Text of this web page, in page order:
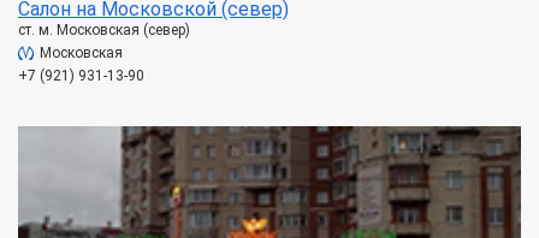
Салон на Московской (север)
ст. м. Московская (север)
Московская
+7 (921) 931-13-90